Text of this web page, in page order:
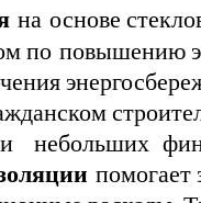
на основе
по повышению
небольших
помогает